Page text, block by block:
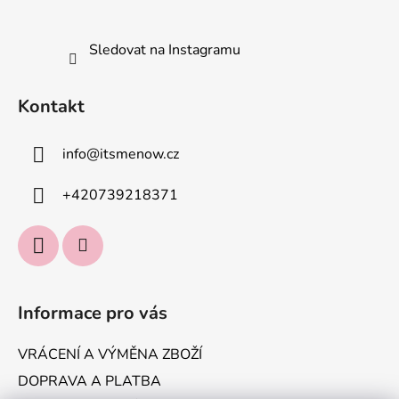
Sledovat na Instagramu
Kontakt
info@itsmenow.cz
+420739218371
Informace pro vás
VRÁCENÍ A VÝMĚNA ZBOŽÍ
DOPRAVA A PLATBA